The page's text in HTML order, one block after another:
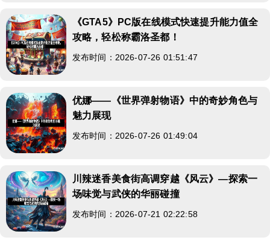
《GTA5》PC版在线模式快速提升能力值全
攻略，轻松称霸洛圣都！
发布时间：2026-07-26 01:51:47
优娜——《世界弹射物语》中的奇妙角色与
魅力展现
发布时间：2026-07-26 01:49:04
川辣迷香美食街高调穿越《风云》—探索一
场味觉与武侠的华丽碰撞
发布时间：2026-07-21 02:22:58